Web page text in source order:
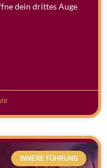
dein drittes Auge
INNERE FÜHRUNG